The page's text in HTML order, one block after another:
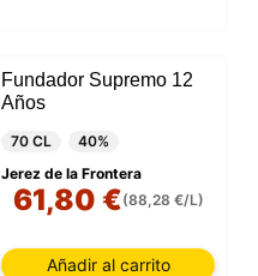
Fundador Supremo 12
Años
70 CL
40%
Jerez de la Frontera
61,80 €(88,28 €/L)
Añadir al carrito